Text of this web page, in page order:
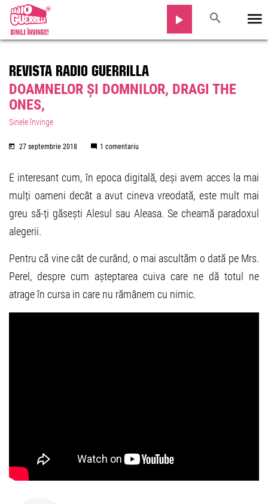
REVISTA RADIO GUERRILLA
DOAMNELOR ȘI DOMNILOR, DRAGI THE
ONES,
Sinele învinge
27 septembrie 2018 1 comentariu
E interesant cum, în epoca digitală, deși avem acces la mai
mulți oameni decât a avut cineva vreodată, este mult mai
greu să-ți găsești Alesul sau Aleasa. Se cheamă paradoxul
alegerii.
Pentru că vine cât de curând, o mai ascultăm o dată pe Mrs.
Perel, despre cum așteptarea cuiva care ne dă totul ne
atrage în cursa in care nu rămânem cu nimic.